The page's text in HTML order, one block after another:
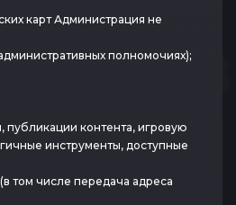
карт Администрация не
полномочиях);
контента, игровую
инструменты, доступные
том числе передача адреса